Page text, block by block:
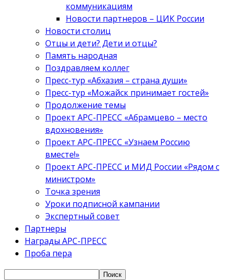
коммуникациям
Новости партнеров – ЦИК России
Новости столиц
Отцы и дети? Дети и отцы?
Память народная
Поздравляем коллег
Пресс-тур «Абхазия – страна души»
Пресс-тур «Можайск принимает гостей»
Продолжение темы
Проект АРС-ПРЕСС «Абрамцево – место
вдохновения»
Проект АРС-ПРЕСС «Узнаем Россию
вместе!»
Проект АРС-ПРЕСС и МИД России «Рядом с
министром»
Точка зрения
Уроки подписной кампании
Экспертный совет
Партнеры
Награды АРС-ПРЕСС
Проба пера